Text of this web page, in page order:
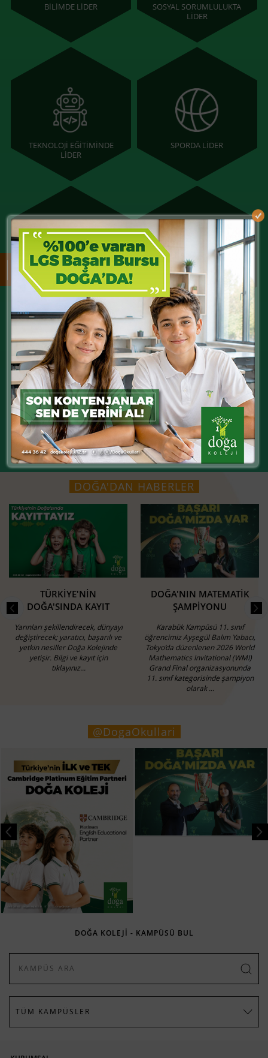
BİLİMDE LİDER
SOSYAL SORUMLULUKTA
LİDER
TEKNOLOJİ EĞİTİMİNDE
LİDER
SPORDA LİDER
SANATTA LİDER AB PROJELERİNDE LİDER
TÜBİTAK'TA LİDER
DOĞA'DAN HABERLER
TÜRKİYE'NİN
DOĞA'SINDA KAYIT
Yarınları şekillendirecek, dünyayı
değiştirecek; yaratıcı, başarılı ve
yetkin nesiller Doğa Kolejinde
yetişir. Bilgi ve kayıt için
tıklayınız...
DOĞA'NIN MATEMATİK
ŞAMPİYONU
Karabük Kampüsü 11. sınıf
öğrencimiz Ayşegül Balım Yabacı,
Tokyo’da düzenlenen 2026 World
Mathematics Invitational (WMI)
Grand Final organizasyonunda
11. sınıf kategorisinde şampiyon
olarak ...
@DogaOkullari
DOĞA KOLEJİ - KAMPÜSÜ BUL